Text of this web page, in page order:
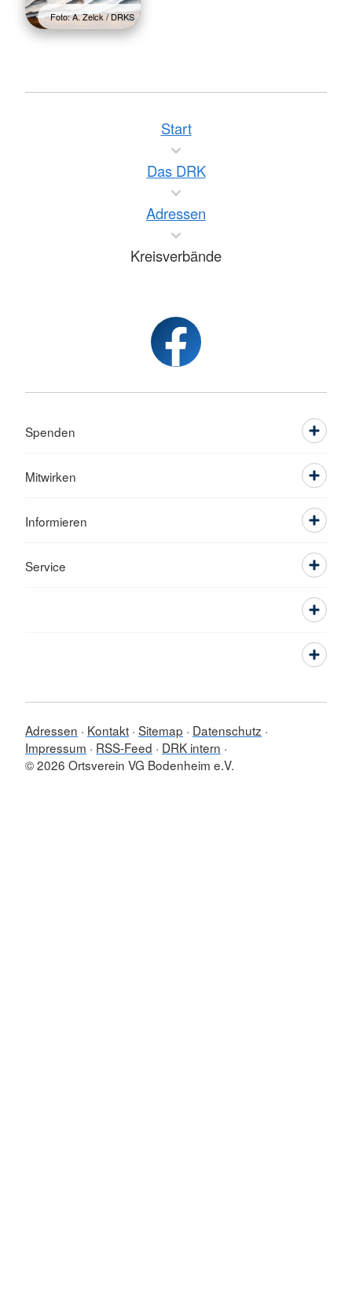
Foto: A. Zelck / DRKS
Start
Das DRK
Adressen
Kreisverbände
Spenden
Mitwirken
Informieren
Service
Adressen Kontakt Sitemap
Datenschutz
Impressum
RSS-Feed
DRK intern
© 2026 Ortsverein VG Bodenheim e.V.